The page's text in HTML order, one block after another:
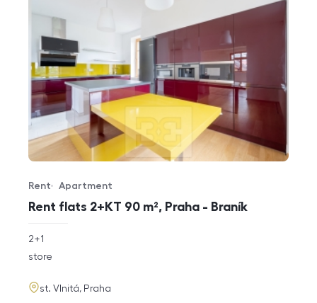
Rent flats 2+KT 90 m², Praha - Braník
Offer type
Rent
Property type
Apartment
rozměry
2+1
funkce
store
adresa
st. Vlnitá, Praha